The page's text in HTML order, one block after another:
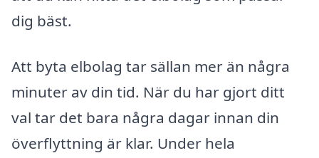
dig bäst.
Att byta elbolag tar sällan mer än några
minuter av din tid. När du har gjort ditt
val tar det bara några dagar innan din
överflyttning är klar. Under hela